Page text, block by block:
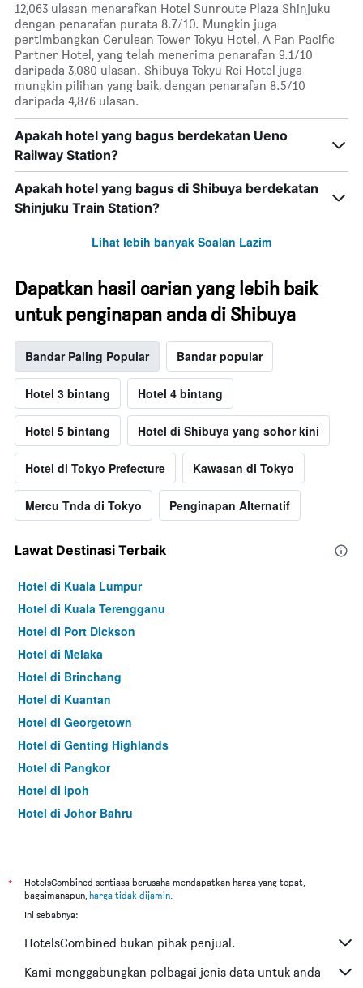
12,063 ulasan menarafkan Hotel Sunroute Plaza Shinjuku
dengan penarafan purata 8.7/10. Mungkin juga
pertimbangkan Cerulean Tower Tokyu Hotel, A Pan Pacific
Partner Hotel, yang telah menerima penarafan 9.1/10
daripada 3,080 ulasan. Shibuya Tokyu Rei Hotel juga
mungkin pilihan yang baik, dengan penarafan 8.5/10
daripada 4,876 ulasan.
Apakah hotel yang bagus berdekatan Ueno
Railway Station?
Apakah hotel yang bagus di Shibuya berdekatan
Shinjuku Train Station?
Lihat lebih banyak Soalan Lazim
Dapatkan hasil carian yang lebih baik
untuk penginapan anda di Shibuya
Bandar Paling Popular Bandar popular
Hotel 3 bintang Hotel 4 bintang
Hotel 5 bintang Hotel di Shibuya yang sohor kini
Hotel di Tokyo Prefecture Kawasan di Tokyo
Mercu Tnda di Tokyo Penginapan Alternatif
Lawat Destinasi Terbaik
Hotel di Kuala Lumpur
Hotel di Kuala Terengganu
Hotel di Port Dickson
Hotel di Melaka
Hotel di Brinchang
Hotel di Kuantan
Hotel di Georgetown
Hotel di Genting Highlands
Hotel di Pangkor
Hotel di Ipoh
Hotel di Johor Bahru
Hotel di Kuching
Hotel di Batu Feringgi
Hotel di Putrajaya
Hotel di Shah Alam
*
HotelsCombined sentiasa berusaha mendapatkan harga yang tepat,
bagaimanapun, harga tidak dijamin.
Ini sebabnya:
HotelsCombined bukan pihak penjual.
Kami menggabungkan pelbagai jenis data untuk anda